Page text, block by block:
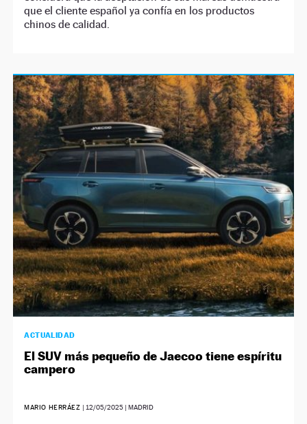
que el cliente español ya confía en los productos
chinos de calidad.
ACTUALIDAD
El SUV más pequeño de Jaecoo tiene espíritu
campero
MARIO HERRÁEZ | 12/05/2025 | MADRID